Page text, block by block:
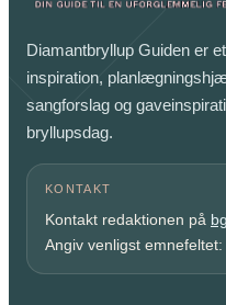
Diamantbryllup Guiden er
inspiration,
sangforslag og
bryllupsdag.
KONTAKT
Kontakt redaktionen på
Angiv venligst emnefeltet: